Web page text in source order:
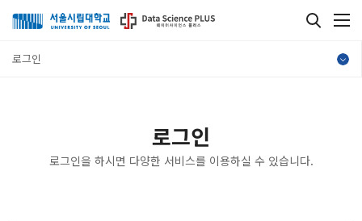
로그인
로그인
로그인을 하시면 다양한 서비스를 이용하실 수 있습니다.